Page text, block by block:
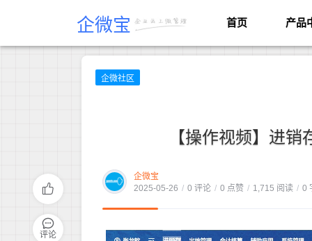
企微宝 首页 产品
企微社区
【操作视频】进
企微宝
2025-05-26 / 0 评论 / 0 点赞 / 1,715 阅读 / 0
评论